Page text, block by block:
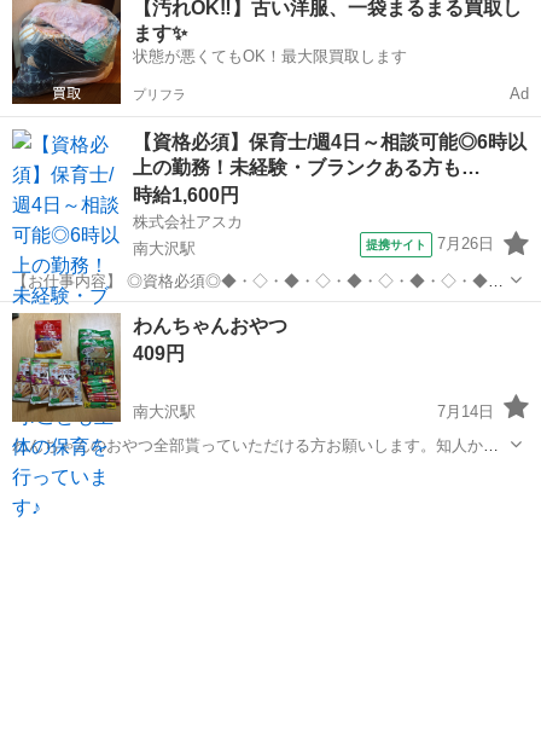
【汚れOK‼️】古い洋服、一袋まるまる買取し
ます✨
状態が悪くてもOK！最大限買取します
プリフラ Ad
【資格必須】保育士/週4日～相談可能◎6時以
上の勤務！未経験・ブランクある方も…
時給1,600円
株式会社アスカ
南大沢駅
提携サイト 7月26日
【お仕事内容】 ◎資格必須◎◆・◇・◆・◇・◆・◇・◆・◇・◆
即日のお仕事開始OK！ 保育補助のお仕事です◎
月曜日～金曜日 週4日～週5日◎ 8時30分～ご勤務でき
る方★ 〈0～5歳児...
東京 八王子市 南大沢駅
わんちゃんおやつ
409円
南大沢駅
7月14日
わんちゃんのおやつ全部貰っていただける方お願いします。知人から
の代理出品です。 ⭐️イナバ ちゅーる総合栄養食 55本 賞味期
東京 八王子市